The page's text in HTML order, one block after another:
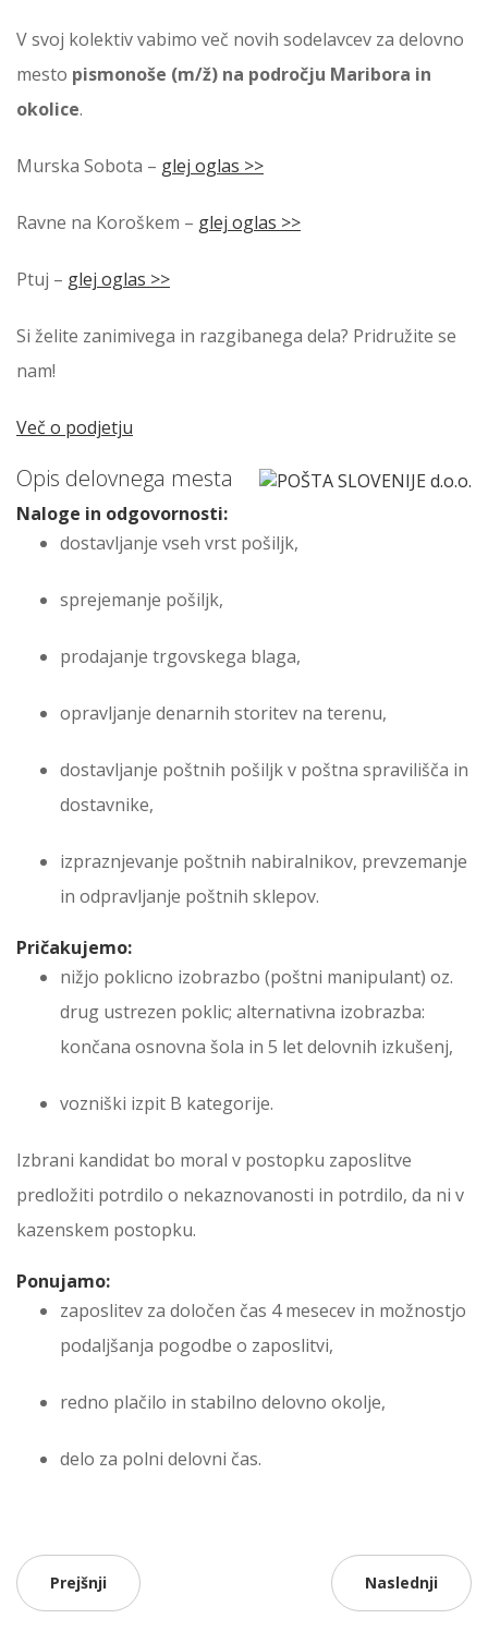
V svoj kolektiv vabimo več novih sodelavcev za delovno
mesto pismonoše (m/ž) na področju Maribora in
okolice.
Murska Sobota – glej oglas >>
Ravne na Koroškem – glej oglas >>
Ptuj – glej oglas >>
Si želite zanimivega in razgibanega dela? Pridružite se
nam!
Več o podjetju
Opis delovnega mesta
Naloge in odgovornosti:
dostavljanje vseh vrst pošiljk,
sprejemanje pošiljk,
prodajanje trgovskega blaga,
opravljanje denarnih storitev na terenu,
dostavljanje poštnih pošiljk v poštna spravilišča in
dostavnike,
izpraznjevanje poštnih nabiralnikov, prevzemanje
in odpravljanje poštnih sklepov.
Pričakujemo:
nižjo poklicno izobrazbo (poštni manipulant) oz.
drug ustrezen poklic; alternativna izobrazba:
končana osnovna šola in 5 let delovnih izkušenj,
vozniški izpit B kategorije.
Izbrani kandidat bo moral v postopku zaposlitve
predložiti potrdilo o nekaznovanosti in potrdilo, da ni v
kazenskem postopku.
Ponujamo:
zaposlitev za določen čas 4 mesecev in možnostjo
podaljšanja pogodbe o zaposlitvi,
redno plačilo in stabilno delovno okolje,
delo za polni delovni čas.
Prejšnji Naslednji